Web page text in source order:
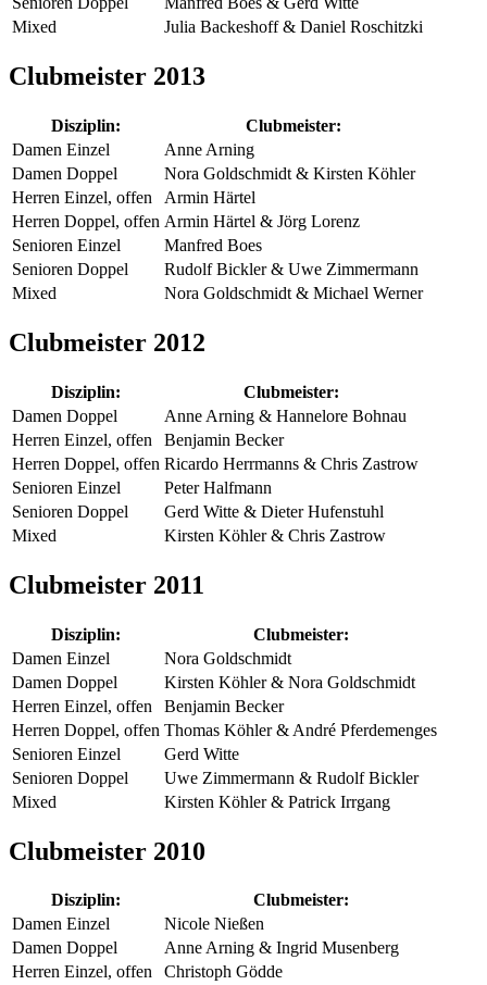
Mixed
Julia Backeshoff & Daniel Roschitzki
Clubmeister 2013
Disziplin:
Clubmeister:
Damen Einzel
Anne Arning
Damen Doppel
Nora Goldschmidt & Kirsten Köhler
Herren Einzel, offen
Armin Härtel
Herren Doppel, offen Armin Härtel & Jörg Lorenz
Senioren Einzel
Manfred Boes
Senioren Doppel
Rudolf Bickler & Uwe Zimmermann
Mixed
Nora Goldschmidt & Michael Werner
Clubmeister 2012
Disziplin:
Clubmeister:
Damen Doppel
Anne Arning & Hannelore Bohnau
Herren Einzel, offen
Benjamin Becker
Herren Doppel, offen Ricardo Herrmanns & Chris Zastrow
Senioren Einzel
Peter Halfmann
Senioren Doppel
Gerd Witte & Dieter Hufenstuhl
Mixed
Kirsten Köhler & Chris Zastrow
Clubmeister 2011
Disziplin:
Clubmeister:
Damen Einzel
Nora Goldschmidt
Damen Doppel
Kirsten Köhler & Nora Goldschmidt
Herren Einzel, offen
Benjamin Becker
Herren Doppel, offen Thomas Köhler & André Pferdemenges
Senioren Einzel
Gerd Witte
Senioren Doppel
Uwe Zimmermann & Rudolf Bickler
Mixed
Kirsten Köhler & Patrick Irrgang
Clubmeister 2010
Disziplin:
Clubmeister:
Damen Einzel
Nicole Nießen
Damen Doppel
Anne Arning & Ingrid Musenberg
Herren Einzel, offen
Christoph Gödde